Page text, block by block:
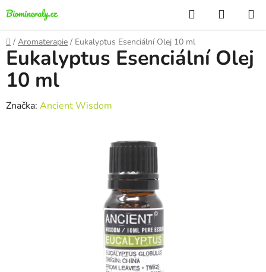
Přejít
na
obsah
Hledat
KOŠÍK
Domů
/ Aromaterapie / Eukalyptus Esenciální Olej 10 ml
Eukalyptus Esenciální Olej
10 ml
Značka: Ancient Wisdom